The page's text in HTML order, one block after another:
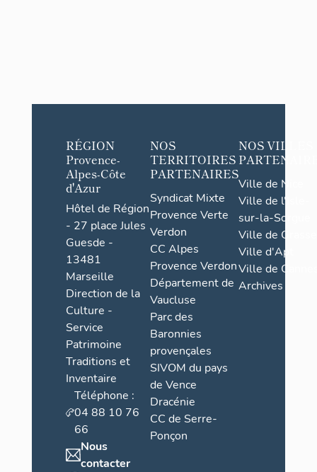
RÉGION
Provence-
Alpes-Côte
d'Azur
Hôtel de Région
- 27 place Jules
Guesde -
13481
Marseille
Direction de la
Culture -
Service
Patrimoine
Traditions et
Inventaire
Téléphone :
04 88 10 76
66
Nous
contacter
NOS
TERRITOIRES
PARTENAIRES
Syndicat Mixte
Provence Verte
Verdon
CC Alpes
Provence Verdon
Département de
Vaucluse
Parc des
Baronnies
provençales
SIVOM du pays
de Vence
Dracénie
CC de Serre-
Ponçon
NOS VILLES
Ville de Nice
Ville de l'Isle-
sur-la-Sorgue
Ville de Grasse
Ville d'Apt
Ville de
Archives